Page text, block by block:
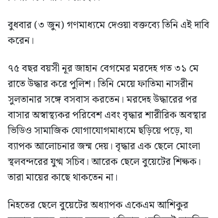
বুধবার (৩ জুন) গণমাধ্যমে দেওয়া বক্তব্যে তিনি এই দাবি
করেন।
৭৫ বছর বয়সী নূর জাহান বেগমের মরদেহ গত ৩১ মে
রাতে উদ্ধার করে পুলিশ। তিনি মেয়ে ফাতিমা নাসরীন
সুলতানার সঙ্গে বসবাস করতেন। মরদেহ উদ্ধারের পর
বাসার অস্বাস্থ্যকর পরিবেশ এবং বৃদ্ধার শারীরিক অবস্থার
ভিডিও সামাজিক যোগাযোগমাধ্যমে ছড়িয়ে পড়ে, যা
ব্যাপক আলোচনার জন্ম দেয়। বৃদ্ধার এক ছেলে মোংলা
স্থলবন্দরের যুগ্ম সচিব। আরেক ছেলে বুয়েটের শিক্ষক।
তারা মায়ের কাছে থাকতেন না।
নিহতের ছেলে বুয়েটের অধ্যাপক একেএম আশিকুর